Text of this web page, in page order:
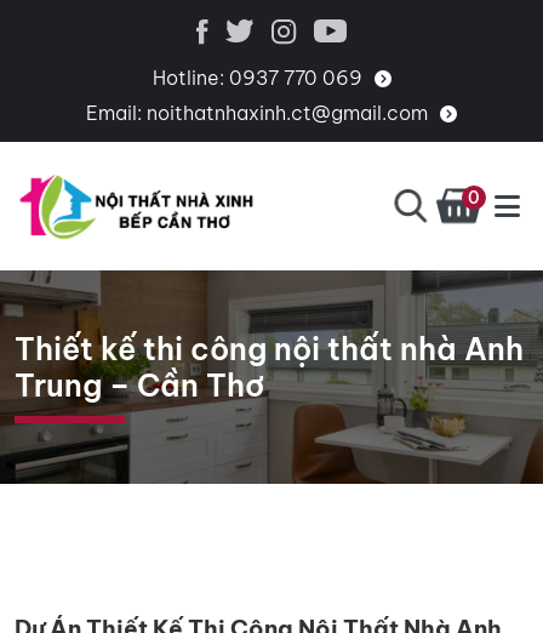
Hotline: 0937 770 069
Email: noithatnhaxinh.ct@gmail.com
BẾP
CẦN
THƠ
CHUYÊN
THIẾT
KẾ,
THI
CÔNG,
CUNG
CẤP
BẾP
0
Thiết kế thi công nội thất nhà Anh
Trung – Cần Thơ